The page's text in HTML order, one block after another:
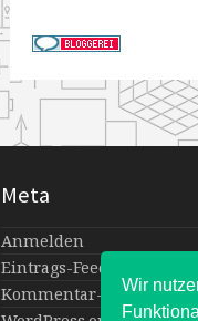
Meta
Anmelden
Eintrags-Feed
Kommentar-FeedWir